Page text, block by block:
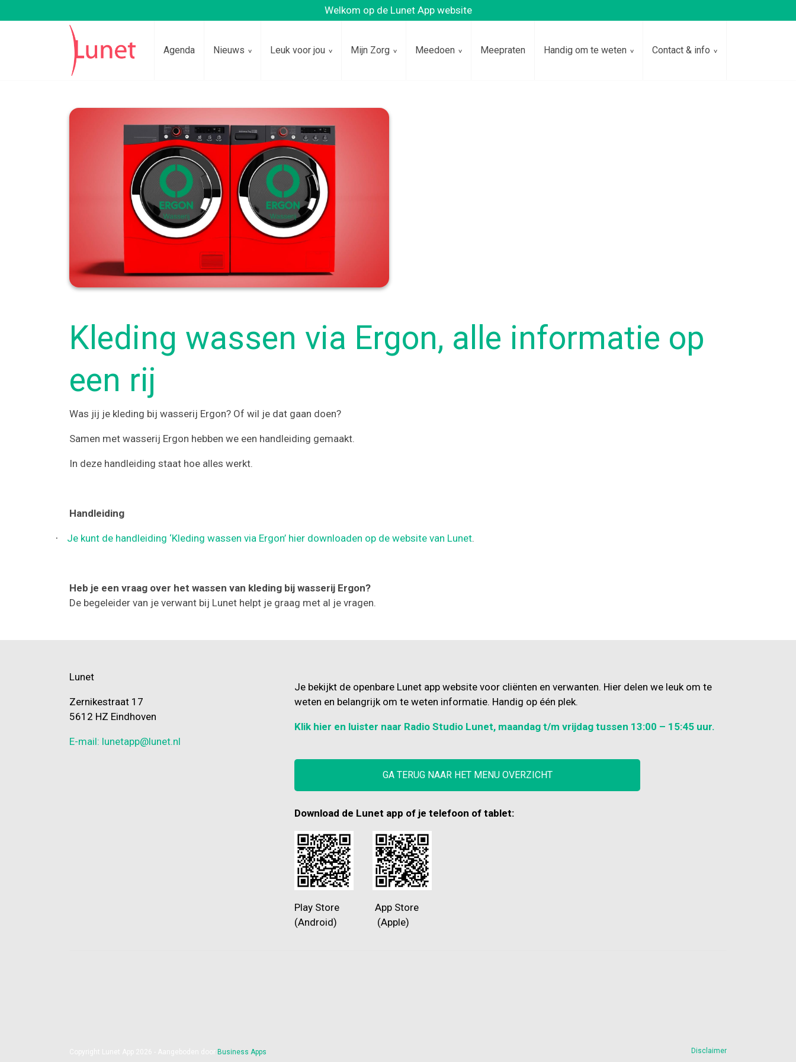
Welkom op de Lunet App website
Agenda Nieuws Leuk voor jou Mijn Zorg Meedoen Meepraten Handig om te weten Contact & info
Lees voor
Kleding wassen via Ergon, alle informatie op
een rij
Was jij je kleding bij wasserij Ergon? Of wil je dat gaan doen?
Samen met wasserij Ergon hebben we een handleiding gemaakt.
In deze handleiding staat hoe alles werkt.
Handleiding
· Je kunt de handleiding ‘Kleding wassen via Ergon’ hier downloaden op de website van Lunet.
Heb je een vraag over het wassen van kleding bij wasserij Ergon?
De begeleider van je verwant bij Lunet helpt je graag met al je vragen.
Lunet
Zernikestraat 17
5612 HZ Eindhoven
E-mail: lunetapp@lunet.nl
Je bekijkt de openbare Lunet app website voor cliënten en verwanten. Hier delen we leuk om te
weten en belangrijk om te weten informatie. Handig op één plek.
Klik hier en luister naar Radio Studio Lunet, maandag t/m vrijdag tussen 13:00 – 15:45 uur.
GA TERUG NAAR HET MENU OVERZICHT
Download de Lunet app of je telefoon of tablet:
Play Store App Store
(Android) (Apple)
Business Apps Disclaimer